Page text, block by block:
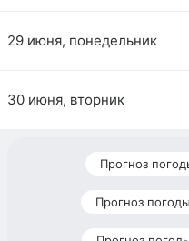
29 июня, понедельник
30 июня, вторник
Прогноз
Прогноз